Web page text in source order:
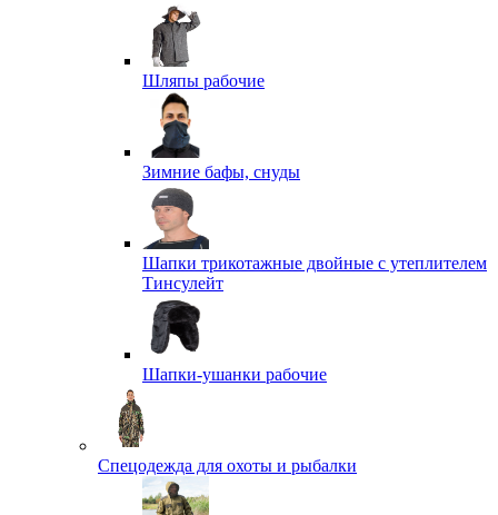
Шляпы рабочие
Зимние бафы, снуды
Шапки трикотажные двойные с утеплителем
Тинсулейт
Шапки-ушанки рабочие
Спецодежда для охоты и рыбалки